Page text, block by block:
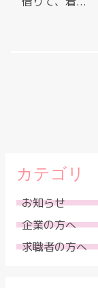
カテゴリ
お知らせ
企業の方へ
求職者の方へ